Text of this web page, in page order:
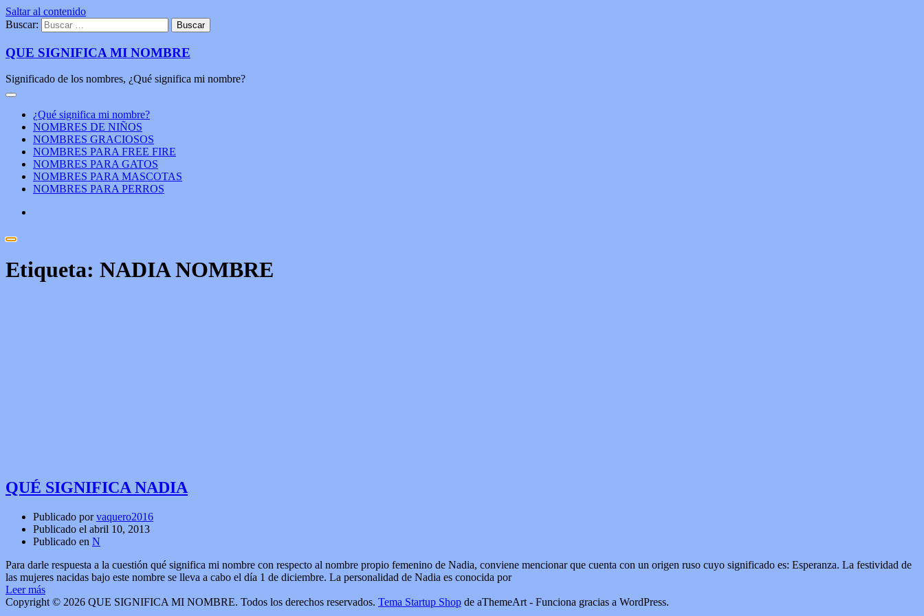
Saltar al contenido
Buscar:
QUE SIGNIFICA MI NOMBRE
Significado de los nombres, ¿Qué significa mi nombre?
¿Qué significa mi nombre?
NOMBRES DE NIÑOS
NOMBRES GRACIOSOS
NOMBRES PARA FREE FIRE
NOMBRES PARA GATOS
NOMBRES PARA MASCOTAS
NOMBRES PARA PERROS
Etiqueta: NADIA NOMBRE
QUÉ SIGNIFICA NADIA
Publicado porvaquero2016
Publicado el abril 10, 2013
Publicado en N
Para darle respuesta a la cuestión qué significa mi nombre con respecto al nombre propio femenino de Nadia, conviene mencionar que cuenta con un origen ruso cuyo significado es: Esperanza. La festividad de
las mujeres nacidas bajo este nombre se lleva a cabo el día 1 de diciembre. La personalidad de Nadia es conocida por
Leer más
Copyright © 2026 QUE SIGNIFICA MI NOMBRE. Todos los derechos reservados. Tema Startup Shop de aThemeArt - Funciona gracias a WordPress.